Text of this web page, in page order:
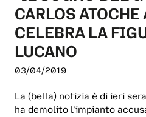
CARLOS ATOCHE
CELEBRA LA
LUCANO
03/04/2019
La (bella) notizia è di ieri
ha demolito l’impianto